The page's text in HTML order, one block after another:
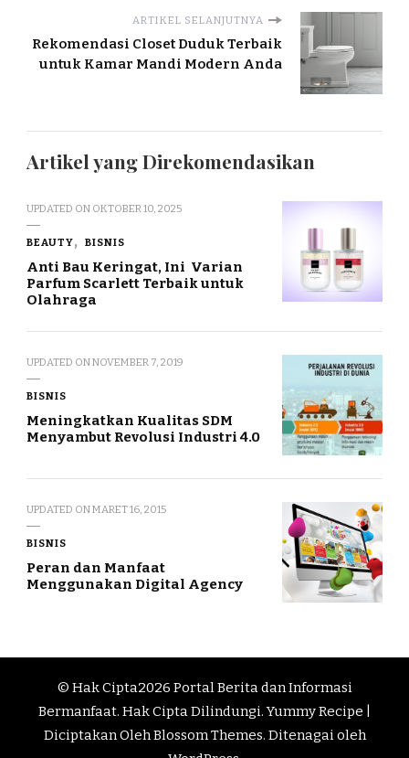
ARTIKEL SELANJUTNYA
Rekomendasi Closet Duduk Terbaik
untuk Kamar Mandi Modern Anda
Artikel yang Direkomendasikan
UPDATED ON OKTOBER 10, 2025
BEAUTY BISNIS
Anti Bau Keringat, Ini Varian
Parfum Scarlett Terbaik untuk
Olahraga
UPDATED ONNOVEMBER 7, 2019
BISNIS
Meningkatkan Kualitas SDM
Menyambut Revolusi Industri 4.0
UPDATED ONMARET 16, 2015
BISNIS
Peran dan Manfaat
Menggunakan Digital Agency
© Hak Cipta2026 Portal Berita dan Informasi
Bermanfaat. Hak Cipta Dilindungi.Yummy Recipe |
Diciptakan OlehBlossom Themes. Ditenagai oleh